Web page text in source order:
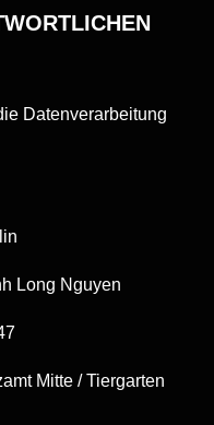
Datenverarbeitung
Long Nguyen
Mitte / Tiergarten